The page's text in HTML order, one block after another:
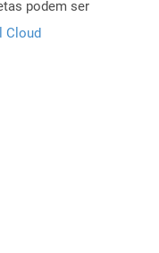
podem ser
Cloud